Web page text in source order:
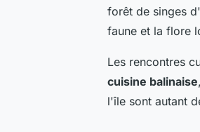
forêt de singes
faune et la flore
Les rencontres
cuisine balinaise
l'île sont autant